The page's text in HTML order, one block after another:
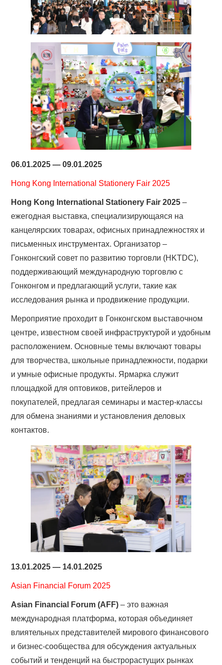
06.01.2025 — 09.01.2025
Hong Kong International Stationery Fair 2025
Hong Kong International Stationery Fair 2025 –
ежегодная выставка, специализирующаяся на
канцелярских товарах, офисных принадлежностях и
письменных инструментах. Организатор –
Гонконгский совет по развитию торговли (HKTDC),
поддерживающий международную торговлю с
Гонконгом и предлагающий услуги, такие как
исследования рынка и продвижение продукции.
Мероприятие проходит в Гонконгском выставочном
центре, известном своей инфраструктурой и удобным
расположением. Основные темы включают товары
для творчества, школьные принадлежности, подарки
и умные офисные продукты. Ярмарка служит
площадкой для оптовиков, ритейлеров и
покупателей, предлагая семинары и мастер-классы
для обмена знаниями и установления деловых
контактов.
13.01.2025 — 14.01.2025
Asian Financial Forum 2025
Asian Financial Forum (AFF)– это важная
международная платформа, которая объединяет
влиятельных представителей мирового финансового
и бизнес-сообщества для обсуждения актуальных
событий и тенденций на быстрорастущих рынках